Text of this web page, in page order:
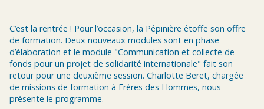
C’est la rentrée ! Pour l’occasion, la Pépinière étoffe son offre
de formation. Deux nouveaux modules sont en phase
d’élaboration et le module "Communication et collecte de
fonds pour un projet de solidarité internationale" fait son
retour pour une deuxième session. Charlotte Beret, chargée
de missions de formation à Frères des Hommes, nous
présente le programme.